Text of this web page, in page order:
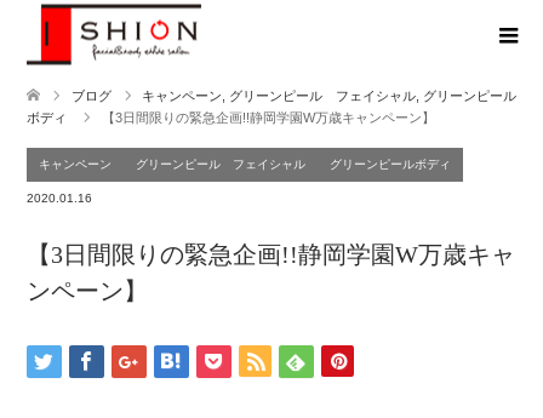
ブログ キャンペーン グリーンピール フェイシャル グリーンピール
ボディ
【3日間限りの緊急企画!!静岡学園W万歳キャンペーン】
キャンペーン グリーンピール フェイシャル グリーンピールボディ
2020.01.16
【3日間限りの緊急企画!!静岡学園W万歳キャ
ンペーン】